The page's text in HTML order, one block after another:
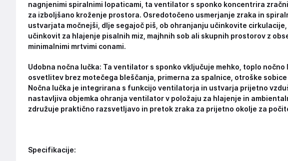
nagnjenimi spiralnimi lopaticami, ta ventilator s sponko koncentrira
za izboljšano kroženje prostora. Osredotočeno usmerjanje zraka in
ustvarjata močnejši, dlje segajoč piš, ob ohranjanju učinkovite
učinkovit za hlajenje pisalnih miz, majhnih sob ali skupnih prostorov z
minimalnimi mrtvimi conami.
Udobna nočna lučka: Ta ventilator s sponko vključuje mehko, toplo nočno
osvetlitev brez motečega bleščanja, primerna za spalnice, otroške
Nočna lučka je integrirana s funkcijo ventilatorja in ustvarja prijetno
nastavljiva objemka ohranja ventilator v položaju za hlajenje in
združuje praktično razsvetljavo in pretok zraka za prijetno okolje za
Specifikacije: